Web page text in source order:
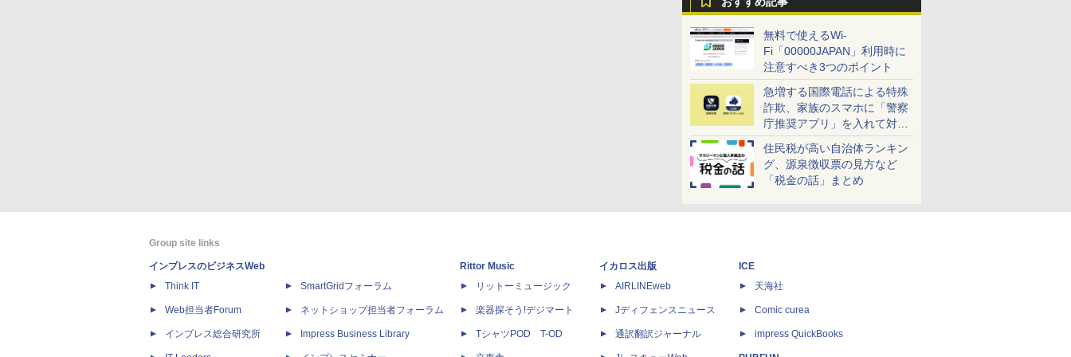
無料で使えるWi-
Fi「00000JAPAN」利用時に
注意すべき3つのポイント
急増する国際電話による特殊
詐欺、家族のスマホに「警察
庁推奨アプリ」を入れて対策
しよう！
住民税が高い自治体ランキン
グ、源泉徴収票の見方など
「税金の話」まとめ
Group site links
インプレスのビジネスWeb
Think IT
Web担当者Forum
インプレス総合研究所
SmartGridフォーラム
ネットショップ担当者フォーラム
Impress Business Library
Rittor Music
リットーミュージック
楽器探そう!デジマート
TシャツPOD T-OD
イカロス出版
AIRLINEweb
Jディフェンスニュース
通訳翻訳ジャーナル
ICE
天海社
Comic curea
impress QuickBooks